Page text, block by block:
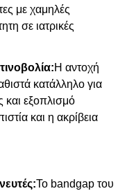
με χαμηλές
σε ιατρικές
Η αντοχή
κατάλληλο για
και εξοπλισμό
και η ακρίβεια
Το bandgap του